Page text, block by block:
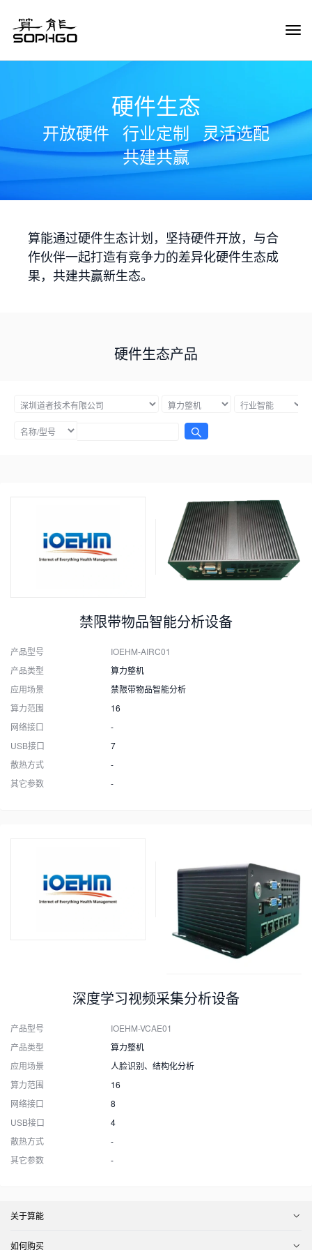
硬件生态
开放硬件 行业定制
灵活选配
共建共赢
算能通过硬件生态计划，坚持硬件开放，与合
作伙伴一起打造有竞争力的差异化硬件生态成
果，共建共赢新生态。
硬件生态产品
禁限带物品智能分析设备
产品型号
IOEHM-AIRC01
产品类型
算力整机
应用场景
禁限带物品智能分析
算力范围
16
网络接口
-
USB接口
7
散热方式
-
其它参数
-
深度学习视频采集分析设备
产品型号
IOEHM-VCAE01
产品类型
算力整机
应用场景
人脸识别、结构化分析
算力范围
16
网络接口
8
USB接口
4
散热方式
-
其它参数
-
关于算能
如何购买